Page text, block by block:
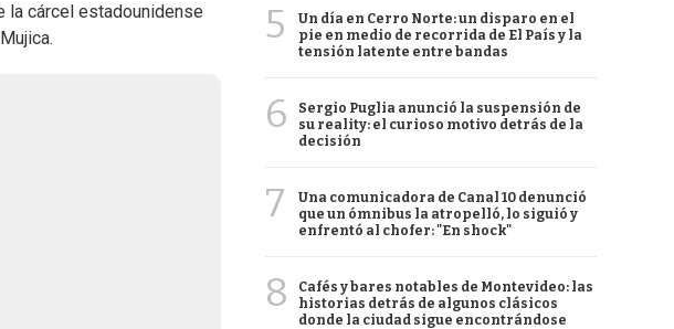
la cárcel estadounidense
5
Un día en Cerro Norte: un disparo en el
pie en medio de recorrida de El País y la
tensión latente entre bandas
6
Sergio Puglia anunció la suspensión de
su reality: el curioso motivo detrás de la
decisión
7
Una comunicadora de Canal 10 denunció
que un ómnibus la atropelló, lo siguió y
enfrentó al chofer: "En shock"
8
Cafés y bares notables de Montevideo: las
historias detrás de algunos clásicos
donde la ciudad sigue encontrándose